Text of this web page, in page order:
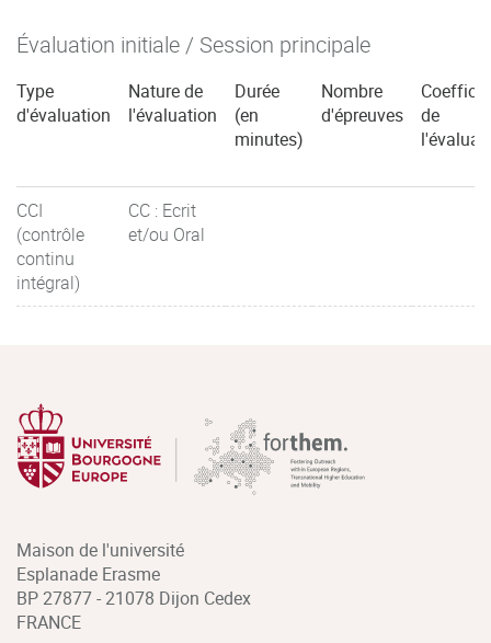
Évaluation initiale / Session principale
Type
d'évaluation
Nature de
l'évaluation
Durée
(en
minutes)
Nombre
d'épreuves
de
CCI
(contrôle
continu
intégral)
CC : Ecrit
et/ou Oral
Maison de l'université
Esplanade Erasme
BP 27877 - 21078 Dijon Cedex
FRANCE